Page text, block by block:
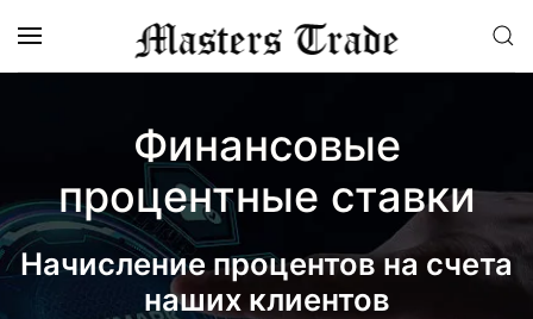
Перейти к содержимому
Финансовые
процентные ставки
Начисление процентов на счета
наших клиентов